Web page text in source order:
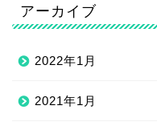
アーカイブ
2022年1月
2021年1月